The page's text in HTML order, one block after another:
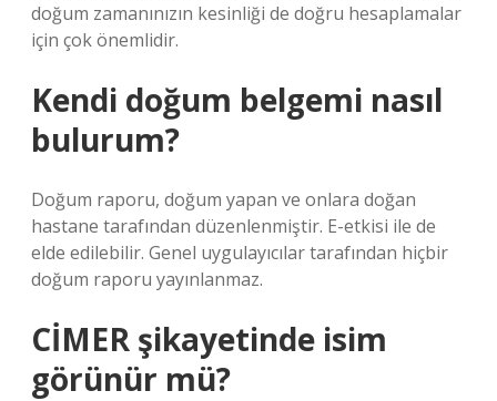
doğum zamanınızın kesinliği de doğru hesaplamalar
için çok önemlidir.
Kendi doğum belgemi nasıl
bulurum?
Doğum raporu, doğum yapan ve onlara doğan
hastane tarafından düzenlenmiştir. E-etkisi ile de
elde edilebilir. Genel uygulayıcılar tarafından hiçbir
doğum raporu yayınlanmaz.
CİMER şikayetinde isim
görünür mü?